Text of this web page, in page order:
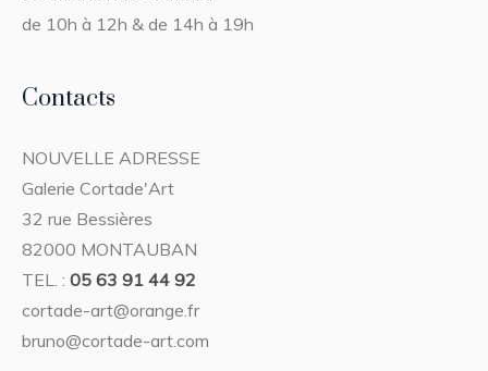
de 10h à 12h & de 14h à 19h
Contacts
NOUVELLE ADRESSE
Galerie Cortade'Art
32 rue Bessières
82000 MONTAUBAN
TEL. :05 63 91 44 92
cortade-art@orange.fr
bruno@cortade-art.com